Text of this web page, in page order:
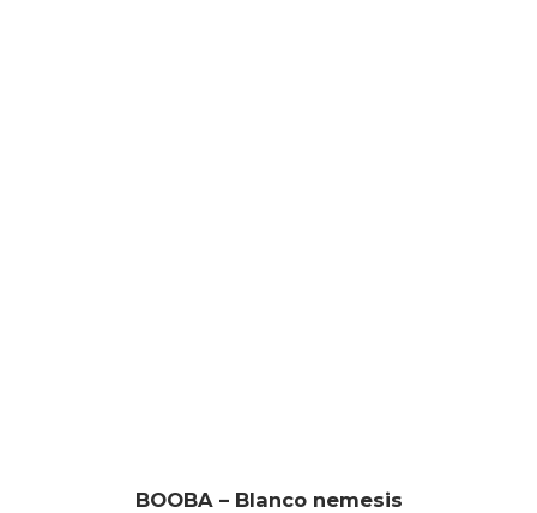
BOOBA – Blanco nemesis